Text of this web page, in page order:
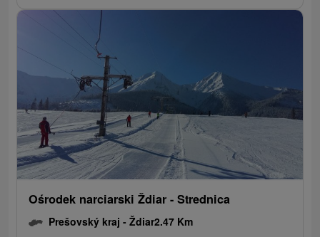
Ośrodek narciarski Ždiar - Strednica
Prešovský kraj -Ždiar2.47 Km